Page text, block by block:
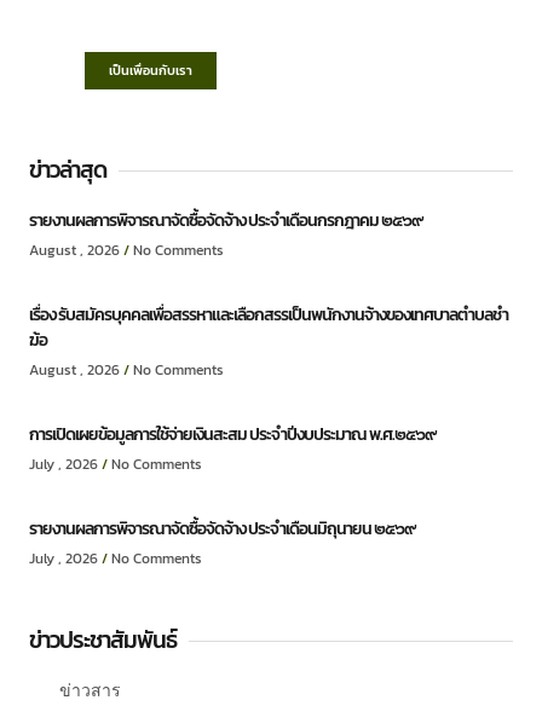
เป็นเพื่อนกับเรา
ข่าวล่าสุด
รายงานผลการพิจารณาจัดซื้อจัดจ้าง ประจำเดือนกรกฎาคม ๒๕๖๙
August , 2026 No Comments
เรื่อง รับสมัครบุคคลเพื่อสรรหาและเลือกสรรเป็นพนักงานจ้างของเทศบาลตำบลชำ
ฆ้อ
August , 2026 No Comments
การเปิดเผยข้อมูลการใช้จ่ายเงินสะสม ประจำปีงบประมาณ พ.ศ.๒๕๖๙
July , 2026 No Comments
รายงานผลการพิจารณาจัดซื้อจัดจ้าง ประจำเดือนมิถุนายน ๒๕๖๙
July , 2026 No Comments
ข่าวประชาสัมพันธ์
ข่าวสาร